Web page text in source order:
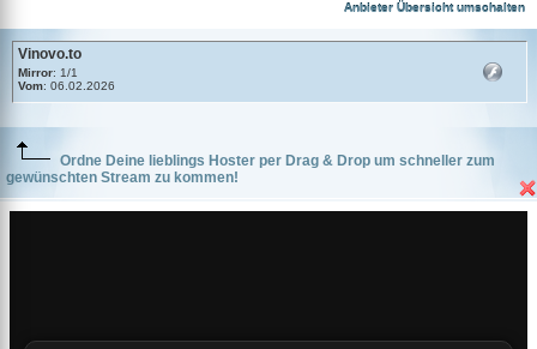
Anbieter Übersicht umschalten
Vinovo.to
Mirror: 1/1
Vom: 06.02.2026
Ordne Deine lieblings Hoster per Drag & Drop um schneller zum
gewünschten Stream zu kommen!